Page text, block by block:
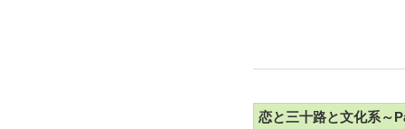
恋と三十路と文化系～